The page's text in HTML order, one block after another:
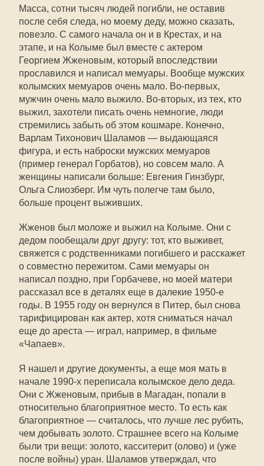
Масса, сотни тысяч людей погибли, не оставив
после себя следа, но моему деду, можно сказать,
повезло. С самого начала он и в Крестах, и на
этапе, и на Колыме был вместе с актером
Георгием Жженовым, который впоследствии
прославился и написал мемуары. Вообще мужских
колымских мемуаров очень мало. Во-первых,
мужчин очень мало выжило. Во-вторых, из тех, кто
выжил, захотели писать очень немногие, люди
стремились забыть об этом кошмаре. Конечно,
Варлам Тихонович Шаламов — выдающаяся
фигура, и есть наброски мужских мемуаров
(пример генерал Горбатов), но совсем мало. А
женщины написали больше: Евгения Гинзбург,
Ольга Слиозберг. Им чуть полегче там было,
больше процент выживших.
Жженов был моложе и выжил на Колыме. Они с
дедом пообещали друг другу: тот, кто выживет,
свяжется с родственниками погибшего и расскажет
о совместно пережитом. Сами мемуары он
написал поздно, при Горбачеве, но моей матери
рассказал все в деталях еще в далекие 1950-е
годы. В 1955 году он вернулся в Питер, был снова
тарифицирован как актер, хотя сниматься начал
еще до ареста — играл, например, в фильме
«Чапаев».
Я нашел и другие документы, а еще моя мать в
начале 1990-х переписала колымское дело деда.
Они с Жженовым, прибыв в Магадан, попали в
относительно благоприятное место. То есть как
благоприятное — считалось, что лучше лес рубить,
чем добывать золото. Страшнее всего на Колыме
были три вещи: золото, касситерит (олово) и (уже
после войны) уран. Шаламов утверждал, что